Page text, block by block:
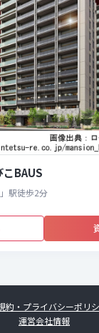
BAUS
駅徒歩2分
約・プライバシーポリ
運営会社情報